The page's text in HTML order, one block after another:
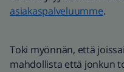
asiakaspalveluumme.
Toki myönnän, että
mahdollista että jonkun